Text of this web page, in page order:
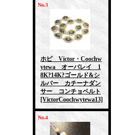
No.3
ホピ Victor・Coochw
ytewa オーバレイ 1
8K?14K?ゴールド&シ
ルバー カチーナダン
サー コンチョベルト
[VictorCoochwytewa13]
No.4